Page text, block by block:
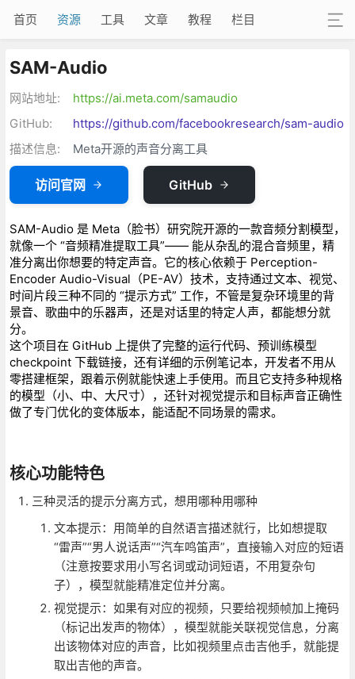
首页 资源 工具 文章 教程 栏目
SAM-Audio
网站地址:
https://ai.meta.com/samaudio
GitHub:
https://github.com/facebookresearch/sam-audio
描述信息:
Meta开源的声音分离工具
访问官网 GitHub
SAM-Audio 是 Meta（脸书）研究院开源的一款音频分割模型，
就像一个 “音频精准提取工具”—— 能从杂乱的混合音频里，精
准分离出你想要的特定声音。它的核心依赖于 Perception-
Encoder Audio-Visual（PE-AV）技术，支持通过文本、视觉、
时间片段三种不同的 “提示方式” 工作，不管是复杂环境里的背
景音、歌曲中的乐器声，还是对话里的特定人声，都能想分就
分。
这个项目在 GitHub 上提供了完整的运行代码、预训练模型
checkpoint 下载链接，还有详细的示例笔记本，开发者不用从
零搭建框架，跟着示例就能快速上手使用。而且它支持多种规格
的模型（小、中、大尺寸），还针对视觉提示和目标声音正确性
做了专门优化的变体版本，能适配不同场景的需求。
核心功能特色
三种灵活的提示分离方式，想用哪种用哪种
文本提示：用简单的自然语言描述就行，比如想提取
“雷声”“男人说话声”“汽车鸣笛声”，直接输入对应的短语
（注意按要求用小写名词或动词短语，不用复杂句
子），模型就能精准定位并分离。
视觉提示：如果有对应的视频，只要给视频帧加上掩码
（标记出发声的物体），模型就能关联视觉信息，分离
出该物体对应的声音，比如视频里点击吉他手，就能提
取出吉他的声音。